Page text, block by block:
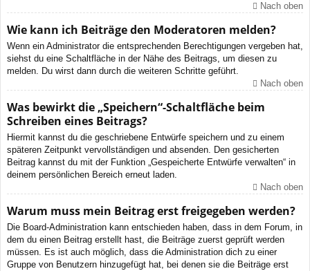
Nach oben
Wie kann ich Beiträge den Moderatoren melden?
Wenn ein Administrator die entsprechenden Berechtigungen vergeben hat,
siehst du eine Schaltfläche in der Nähe des Beitrags, um diesen zu
melden. Du wirst dann durch die weiteren Schritte geführt.
Nach oben
Was bewirkt die „Speichern“-Schaltfläche beim
Schreiben eines Beitrags?
Hiermit kannst du die geschriebene Entwürfe speichern und zu einem
späteren Zeitpunkt vervollständigen und absenden. Den gesicherten
Beitrag kannst du mit der Funktion „Gespeicherte Entwürfe verwalten“ in
deinem persönlichen Bereich erneut laden.
Nach oben
Warum muss mein Beitrag erst freigegeben werden?
Die Board-Administration kann entschieden haben, dass in dem Forum, in
dem du einen Beitrag erstellt hast, die Beiträge zuerst geprüft werden
müssen. Es ist auch möglich, dass die Administration dich zu einer
Gruppe von Benutzern hinzugefügt hat, bei denen sie die Beiträge erst